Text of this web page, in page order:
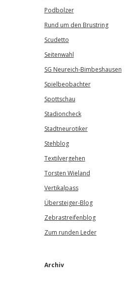
Podbolzer
Rund um den Brustring
Scudetto
Seitenwahl
SG Neureich-Bimbeshausen
Spielbeobachter
Spottschau
Stadioncheck
Stadtneurotiker
Stehblog
Textilvergehen
Torsten Wieland
Vertikalpass
Übersteiger-Blog
Zebrastreifenblog
Zum runden Leder
Archiv